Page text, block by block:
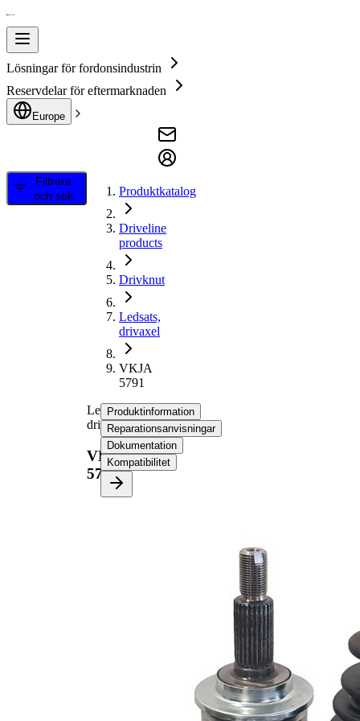
Lösningar för fordonsindustrin
Reservdelar för eftermarknaden
Europe
Filtrera
och sök
Produktkatalog
Driveline
products
Drivknut
Ledsats,
drivaxel
VKJA
5791
Ledsats,
drivaxel
VKJA
5791
Produktinformation
Reparationsanvisningar
Dokumentation
Kompatibilitet
72,5 mm
Konstanthastighetskulled
m.låsr.spår innandel
(mitten)